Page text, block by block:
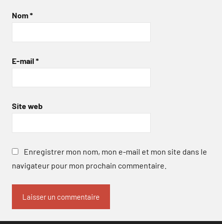
Nom*
E-mail *
Site web
Enregistrer mon nom, mon e-mail et mon site dans le
navigateur pour mon prochain commentaire.